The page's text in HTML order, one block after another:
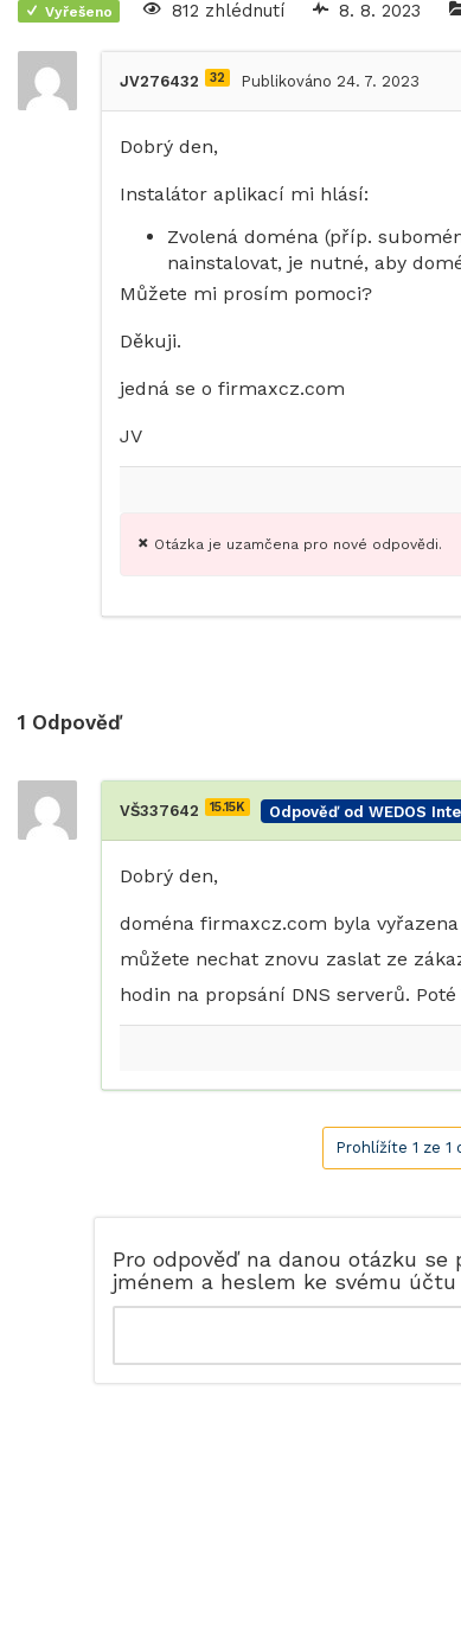
Vyřešeno 812 zhlédnutí 8. 8. 2023
JV276432 32 Publikováno 24. 7. 2023
Dobrý den,
Instalátor aplikací mi hlásí:
Zvolená doména (příp.
nainstalovat, je nutné, aby
Můžete mi prosím pomoci?
Děkuji.
jedná se o firmaxcz.com
JV
Otázka je uzamčena pro nové odpovědi.
1 Odpověď
VŠ337642 15.15K Odpověď od WEDOS
Dobrý den,
doména firmaxcz.com byla
můžete nechat znovu zaslat ze
hodin na propsání DNS serverů.
Prohlížíte 1 ze
Pro odpověď na danou otázku
jménem a heslem ke svému účtu